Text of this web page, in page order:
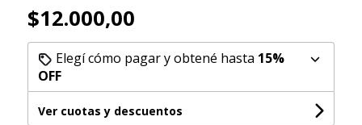
$12.000,00
Elegí cómo pagar y obtené hasta 15%
OFF
Ver cuotas y descuentos